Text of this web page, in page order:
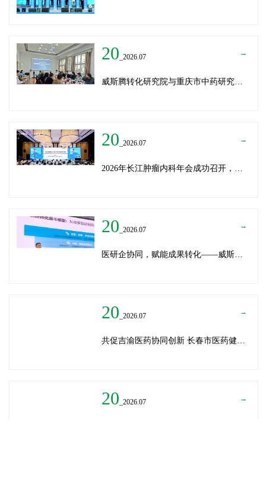
20 _2026.07 →
威斯腾转化研究院与重庆市中药研究院深化战略合作，共筑中医药产学研创新生态
20 _2026.07 →
20 _2026.07 →
20 _2026.07 →
共促吉渝医药协同创新 长春市医药健康局与威斯腾生物走访重庆两江生命科技城
20 _2026.07 →